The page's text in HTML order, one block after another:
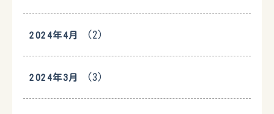
2024年4月 (2)
2024年3月 (3)